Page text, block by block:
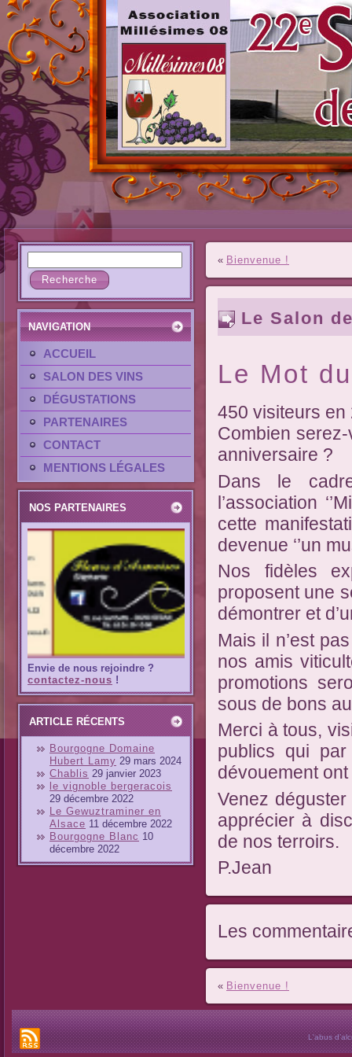
NAVIGATION
ACCUEIL
SALON DES VINS
DÉGUSTATIONS
PARTENAIRES
CONTACT
MENTIONS LÉGALES
NOS PARTENAIRES
Envie de nous rejoindre ?
contactez-nous !
ARTICLE RÉCENTS
Bourgogne Domaine
Hubert Lamy 29 mars 2024
Chablis 29 janvier 2023
le vignoble bergeracois
29 décembre 2022
Le Gewuztraminer en
Alsace 11 décembre 2022
Bourgogne Blanc 10
décembre 2022
« Bienvenue !
Le Salon
Le Mot
450 visiteurs en
Combien
anniversaire ?
Dans le
l’association
cette
devenue ‘’un
Nos fidèles
proposent une
démontrer et
Mais il n’est
nos amis
promotions
sous de bons
Merci à tous,
publics qui
dévouement
Venez
apprécier à
de nos terroirs.
P.Jean
Les
« Bienvenue !
L'abus